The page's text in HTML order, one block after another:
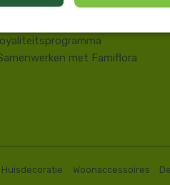
policy
met Famiflora
Huisdecoratie Woonaccessoires